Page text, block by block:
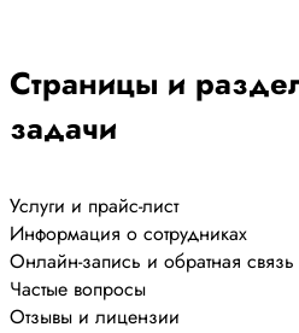
Страницы и
задачи
Услуги и прайс-лист
Информация о сотрудниках
Онлайн-запись и обратная связь
Частые вопросы
Отзывы и лицензии